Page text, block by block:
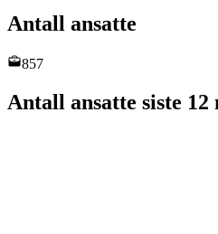
Antall ansatte
857
Antall ansatte siste 12